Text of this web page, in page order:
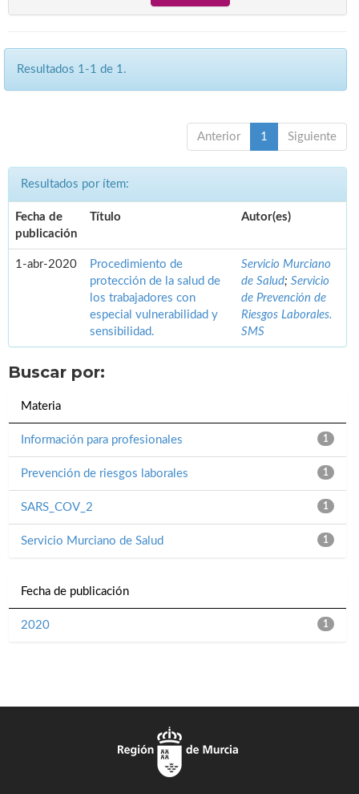
Resultados 1-1 de 1.
Anterior 1 Siguiente
Resultados por ítem:
Fecha de
publicación
Título Autor(es)
1-abr-2020
Procedimiento de
protección de la salud de
los trabajadores con
especial vulnerabilidad y
sensibilidad.
Servicio Murciano
de Salud; Servicio
de Prevención de
Riesgos Laborales.
SMS
Buscar por:
Materia
1
Información para profesionales
1
Prevención de riesgos laborales
1
SARS_COV_2
1
Servicio Murciano de Salud
Fecha de publicación
1
2020